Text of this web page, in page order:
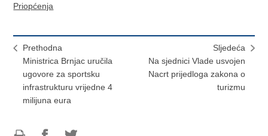
Priopćenja
Prethodna
Ministrica Brnjac uručila
ugovore za sportsku
infrastrukturu vrijedne 4
milijuna eura
Sljedeća
Na sjednici Vlade usvojen
Nacrt prijedloga zakona o
turizmu